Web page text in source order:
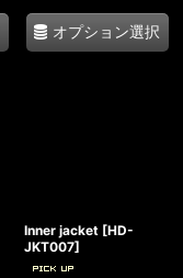
オプション選択
Inner jacket [HD-
JKT007]